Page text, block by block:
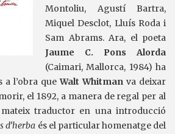
Montoliu, Agustí Bartra,
Miquel Desclot, Lluís Roda i
Sam Abrams. Ara, el poeta
Jaume C. Pons Alorda
(Caimari, Mallorca, 1984) ha
a l’obra queWalt Whitman va deixar
el 1892, a manera de regal per al
traductor en una introducció
d’herba és el particular homenatge del